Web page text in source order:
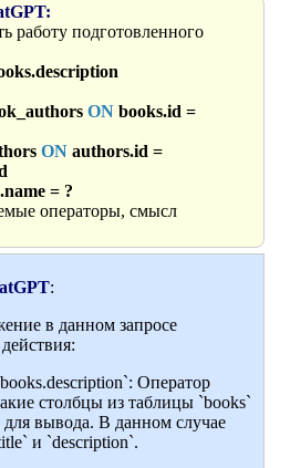
работу подготовленного
ON books.id =
ON authors.id =
= ?
операторы, смысл
:
в данном запросе
Оператор
столбцы из таблицы `books`
вывода. В данном случае
и `description`.